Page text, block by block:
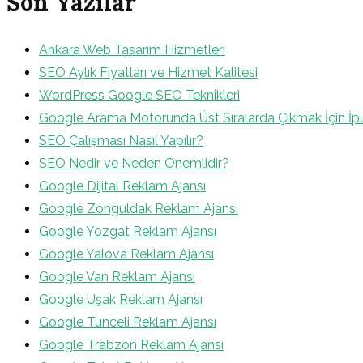
Ankara Web Tasarım Hizmetleri
SEO Aylık Fiyatları ve Hizmet Kalitesi
WordPress Google SEO Teknikleri
Google Arama Motorunda Üst Sıralarda Çıkmak İçin
SEO Çalışması Nasıl Yapılır?
SEO Nedir ve Neden Önemlidir?
Google Dijital Reklam Ajansı
Google Zonguldak Reklam Ajansı
Google Yozgat Reklam Ajansı
Google Yalova Reklam Ajansı
Google Van Reklam Ajansı
Google Uşak Reklam Ajansı
Google Tunceli Reklam Ajansı
Google Trabzon Reklam Ajansı